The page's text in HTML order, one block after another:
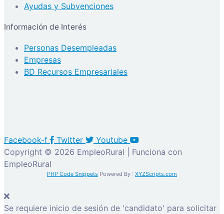
Ayudas y Subvenciones
Información de Interés
Personas Desempleadas
Empresas
BD Recursos Empresariales
Facebook-f Twitter
Youtube
Copyright © 2026 EmpleoRural | Funciona con
EmpleoRural
PHP Code Snippets Powered By : XYZScripts.com
Se requiere inicio de sesión de 'candidato' para solicitar